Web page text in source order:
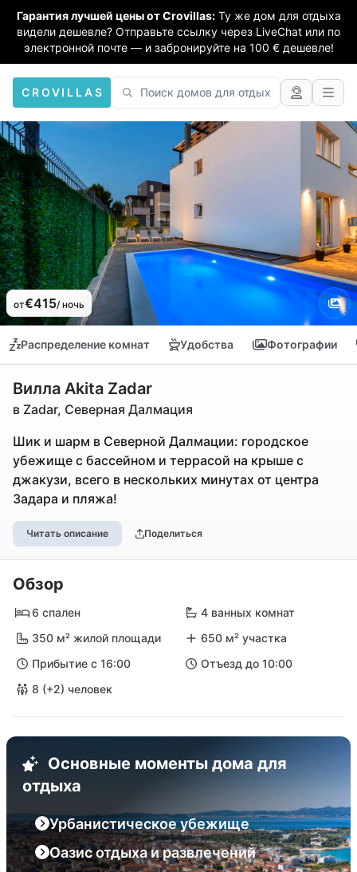
Гарантия лучшей цены от Crovillas: Ту же дом для отдыха
видели дешевле? Отправьте ссылку через LiveChat или по
электронной почте — и забронируйте на 100 € дешевле!
CROVILLAS
от€415/ ночь
Распределение комнат Удобства Фотографии
Вилла Akita Zadar
в Zadar, Северная Далмация
Шик и шарм в Северной Далмации: городское
убежище с бассейном и террасой на крыше с
джакузи, всего в нескольких минутах от центра
Задара и пляжа!
Читать описание Поделиться
Обзор
6 спален
4 ванных комнат
350 м² жилой площади
650 м² участка
Прибытие с 16:00
Отъезд до 10:00
8 (+2) человек
Основные моменты дома для
отдыха
Урбанистическое убежище
Оазис отдыха и развлечений